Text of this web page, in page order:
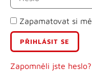
Zapamatovat si mě
Zapomněli jste heslo?
E-mail
Uživatelské jméno